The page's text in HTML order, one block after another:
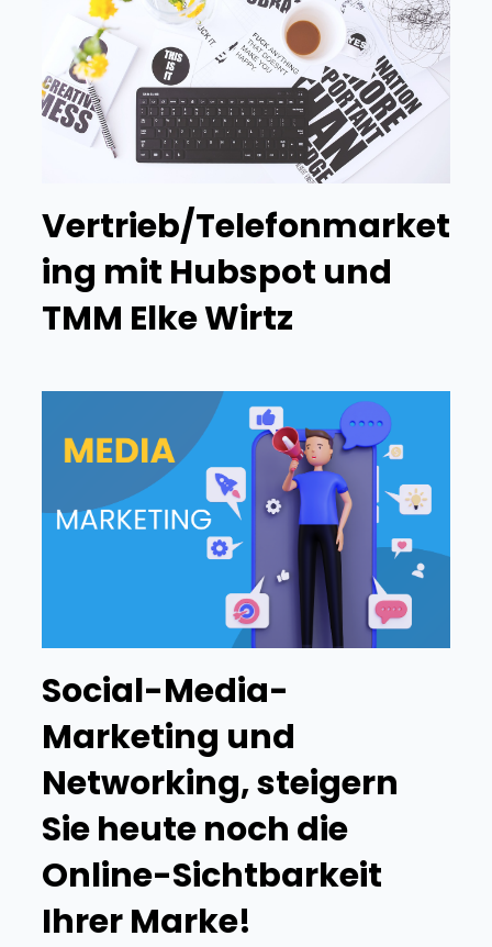
Vertrieb/Telefonmarket
ing mit Hubspot und
TMM Elke Wirtz
Social-Media-
Marketing und
Networking, steigern
Sie heute noch die
Online-Sichtbarkeit
Ihrer Marke!